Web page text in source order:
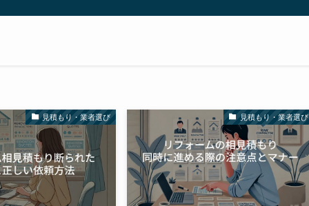
見積もり・業者選び 見積もり・業者選び